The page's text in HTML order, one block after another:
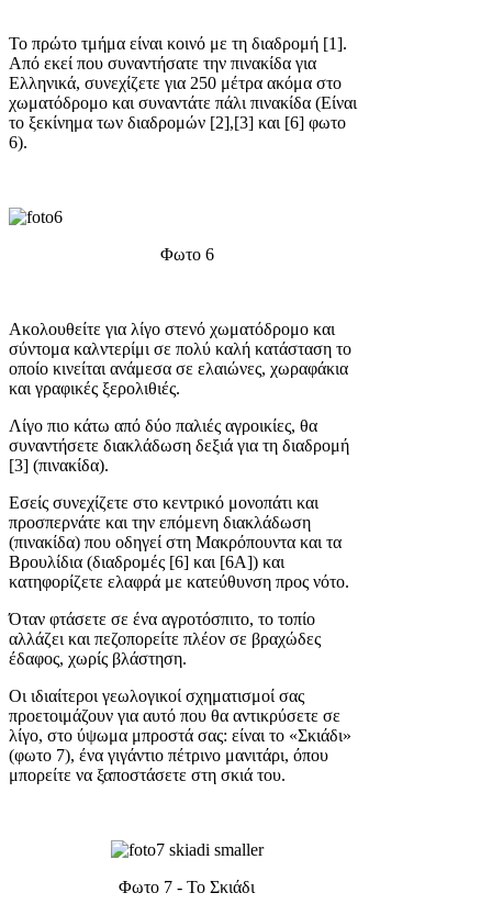
Το πρώτο τμήμα είναι κοινό με τη διαδρομή [1].
Από εκεί που συναντήσατε την πινακίδα για
Ελληνικά, συνεχίζετε για 250 μέτρα ακόμα στο
χωματόδρομο και συναντάτε πάλι πινακίδα (Είναι
το ξεκίνημα των διαδρομών [2],[3] και [6] φωτο
6).
Φωτο 6
Ακολουθείτε για λίγο στενό χωματόδρομο και
σύντομα καλντερίμι σε πολύ καλή κατάσταση το
οποίο κινείται ανάμεσα σε ελαιώνες, χωραφάκια
και γραφικές ξερολιθιές.
Λίγο πιο κάτω από δύο παλιές αγροικίες, θα
συναντήσετε διακλάδωση δεξιά για τη διαδρομή
[3] (πινακίδα).
Εσείς συνεχίζετε στο κεντρικό μονοπάτι και
προσπερνάτε και την επόμενη διακλάδωση
(πινακίδα) που οδηγεί στη Μακρόπουντα και τα
Βρουλίδια (διαδρομές [6] και [6Α]) και
κατηφορίζετε ελαφρά με κατεύθυνση προς νότο.
Όταν φτάσετε σε ένα αγροτόσπιτο, το τοπίο
αλλάζει και πεζοπορείτε πλέον σε βραχώδες
έδαφος, χωρίς βλάστηση.
Οι ιδιαίτεροι γεωλογικοί σχηματισμοί σας
προετοιμάζουν για αυτό που θα αντικρύσετε σε
λίγο, στο ύψωμα μπροστά σας: είναι το «Σκιάδι»
(φωτο 7), ένα γιγάντιο πέτρινο μανιτάρι, όπου
μπορείτε να ξαποστάσετε στη σκιά του.
Φωτο 7 - Το Σκιάδι